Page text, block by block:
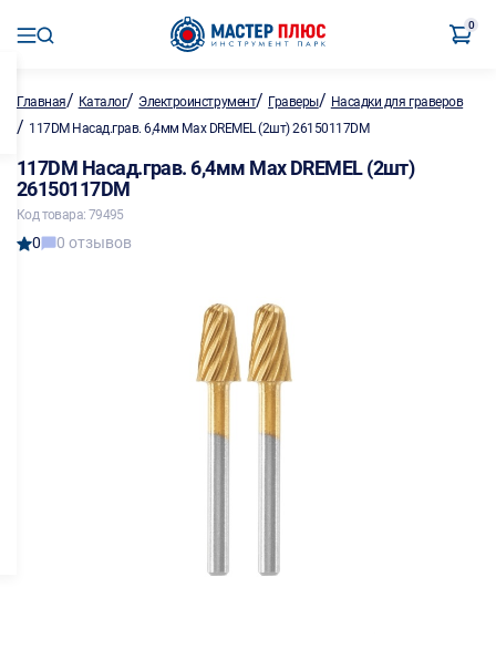
0
Главная/ Каталог/ Электроинструмент/ Граверы/ Насадки для граверов
/ 117DM Насад.грав. 6,4мм Max DREMEL (2шт) 26150117DM
117DM Насад.грав. 6,4мм Max DREMEL (2шт)
26150117DM
Код товара: 79495
0 0 отзывов